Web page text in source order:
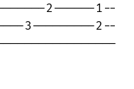
2------1--
3---------2--